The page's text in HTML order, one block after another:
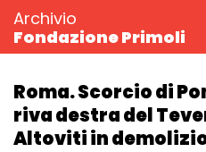
Archivio
Fondazione Primoli
Roma. Scorcio di
riva destra del
Altoviti in